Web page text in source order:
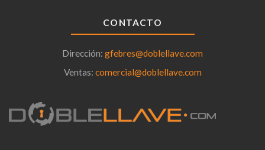
CONTACTO
Dirección: gfebres@doblellave.com
Ventas: comercial@doblellave.com